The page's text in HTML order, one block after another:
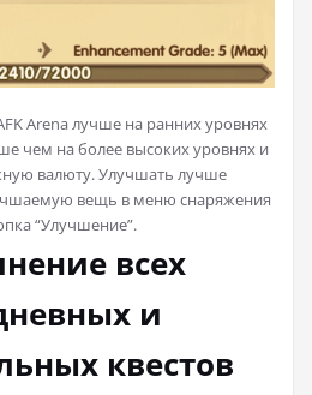
Arena лучше на ранних уровнях
чем на более высоких уровнях и
валюту. Улучшать лучше
вещь в меню снаряжения
“Улучшение”.
всех
и
квестов